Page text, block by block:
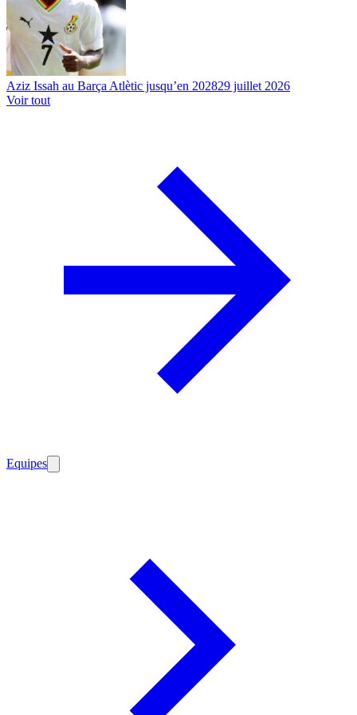
Aziz Issah au Barça Atlètic jusqu’en 202829 juillet 2026
Voir tout
Equipes